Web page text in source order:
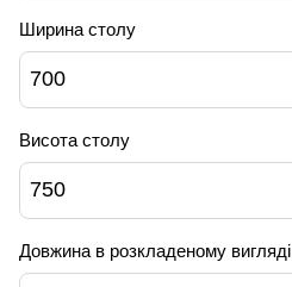
Ширина столу
700
Висота столу
750
Довжина в розкладеному вигляді